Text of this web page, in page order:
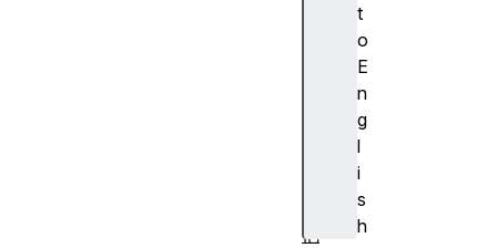
t
o
E
n
g
l
i
s
h
他